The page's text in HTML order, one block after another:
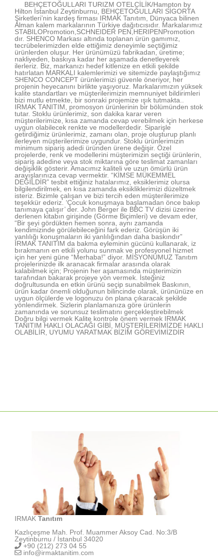
BEHÇETOĞULLARI TURIZM OTELCİLİK/Hampton by
Hilton İstanbul Zeytinburnu, BEHÇETOĞULLARI SİGORTA
Şirketleri’nin kardeş firması IRMAK Tanıtım, Dünyaca bilinen
Alman kalem markalarının Türkiye dağıtıcısıdır. Markalarımız
STABILOPromotion,SCHNEIDER PEN,HERIPENPromotion
dır. SHENCO Markası altında toplanan ürün gamımız,
tecrübelerimizden elde ettiğimiz deneyimle seçtiğimiz
ürünlerden oluşur. Her ürünümüzü fabrikadan, üretime;
nakliyeden, baskıya kadar her aşamada denetleyerek
ilerleriz. Biz, markanızı hedef kitlenize en etkili şekilde
hatırlatan MARKALI kalemlerimizi ve sitemizde paylaştığımız
SHENCO CONCEPT ürünlerimizi güvenle öneriyor, her
projenin heyecanını birlikte yaşıyoruz. Markalarımızın yüksek
kalite standartları ve müşterilerimizin memnuniyet bildirimleri
bizi mutlu etmekte, bir sonraki projemize ışık tutmakta..
IRMAK TANITIM, promosyon ürünlerinin bir bölümünden stok
tutar. Stoklu ürünlerimiz, son dakika karar veren
müşterilerimize, kısa zamanda cevap verebilmek için herkese
uygun olabilecek renkte ve modellerdedir. Siparişle
getirdiğimiz ürünlerimiz, zamanı olan, proje oluşturup planlı
ilerleyen müşterilerimize uygundur. Stoklu ürünlerimizin
minimum sipariş adedi üründen ürene değişir. Özel
projelerde, renk ve modellerini müşterimizin seçtiği ürünlerin,
sipariş adedine veya stok miktarına göre teslimat zamanları
değişiklik gösterir. Amacımız kaliteli ve uzun ömürlü ürün
arayışlarınıza cevap vermektir. “KİMSE MÜKEMMEL
DEĞİLDİR” tesbit ettiğiniz hatalarımız, eksiklerimiz olursa
bilgilendirilmek, en kısa zamanda eksikliklerimizi düzeltmek
isteriz. Bizimle çalışan ve bizi tercih eden müşterilerimize
teşekkür ederiz. ‘Çocuk konuşmaya başlamadan önce bakıp
tanımaya çalışır’ der. John Berger ile BBC TV dizisi üzerine
derlenen kitabın girişinde (Görme Biçimleri) ve devam eder,
“Bir şeyi gördükten hemen sonra, aynı zamanda
kendimizinde görülebileceğini fark ederiz. Görüşün iki
yanlılığı konuşmaların iki yanlılığından daha baskındır”
IRMAK TANITIM da bakma eyleminin gücünü kullanarak, iz
bırakmanın en etkili yolunu sunmak ve profesyonel hizmet
için her yeni güne “Merhaba!” diyor. MİSYONUMUZ Tanıtım
projelerinizde ilk aranacak firmalar arasında olarak
kalabilmek için; Projenin her aşamasında müşterimizin
tarafından bakarak projeye yön vermek. İsteğiniz
doğrultusunda en etkin ürünü seçip sunabilmek Baskının,
ürün kadar önemli olduğunun bilincinde olarak, ürününüze en
uygun ölçülerde ve logonuzu ön plana çıkaracak şekilde
yönlendirmek. Sizlerin planlamanıza göre ürünlerin
zamanında ve sorunsuz teslimatını gerçekleştirebilmek
Doğru bilgi vermek Kalite kontrole önem vermek IRMAK
TANITIM HAKLI OLACAĞI GİBİ, MÜŞTERİLERİMİZDE HAKLI
OLABİLİR, UYUMU YARATMAK BİZİM GÖREVİMİZDİR
IRMAK Tanıtım
Kazlıçeşme Mah. Prof. Muammer Aksoy Cad. No:3/B
Zeytinburnu / İstanbul 34020
+90 (212) 273 04 55
info@irmaktanitim.com